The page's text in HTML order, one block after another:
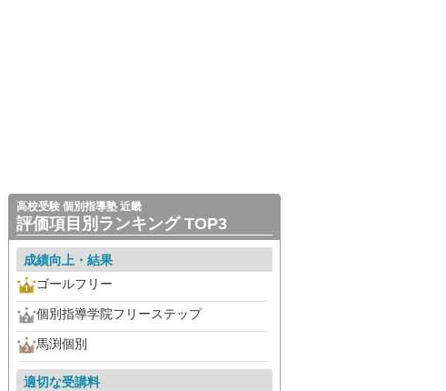
高校受験 個別指導塾 近畿
評価項目別ランキング TOP3
成績向上・結果
ゴールフリー
個別指導学院フリーステップ
馬渕個別
適切な受講料